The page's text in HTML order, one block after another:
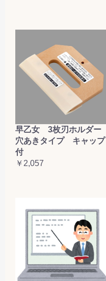
早乙女 3枚刃ホルダー
穴あきタイプ キャップ
付
￥2,057